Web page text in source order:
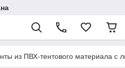
из ПВХ-тентового материала с